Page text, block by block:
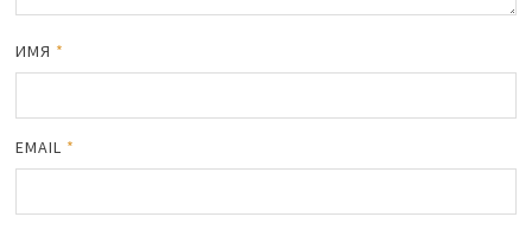
ИМЯ *
EMAIL *